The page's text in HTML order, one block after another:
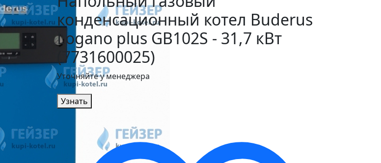
конденсационный котел Buderus
Logano plus GB102S - 31,7 кВт
(7731600025)
Уточняйте у менеджера
Узнать